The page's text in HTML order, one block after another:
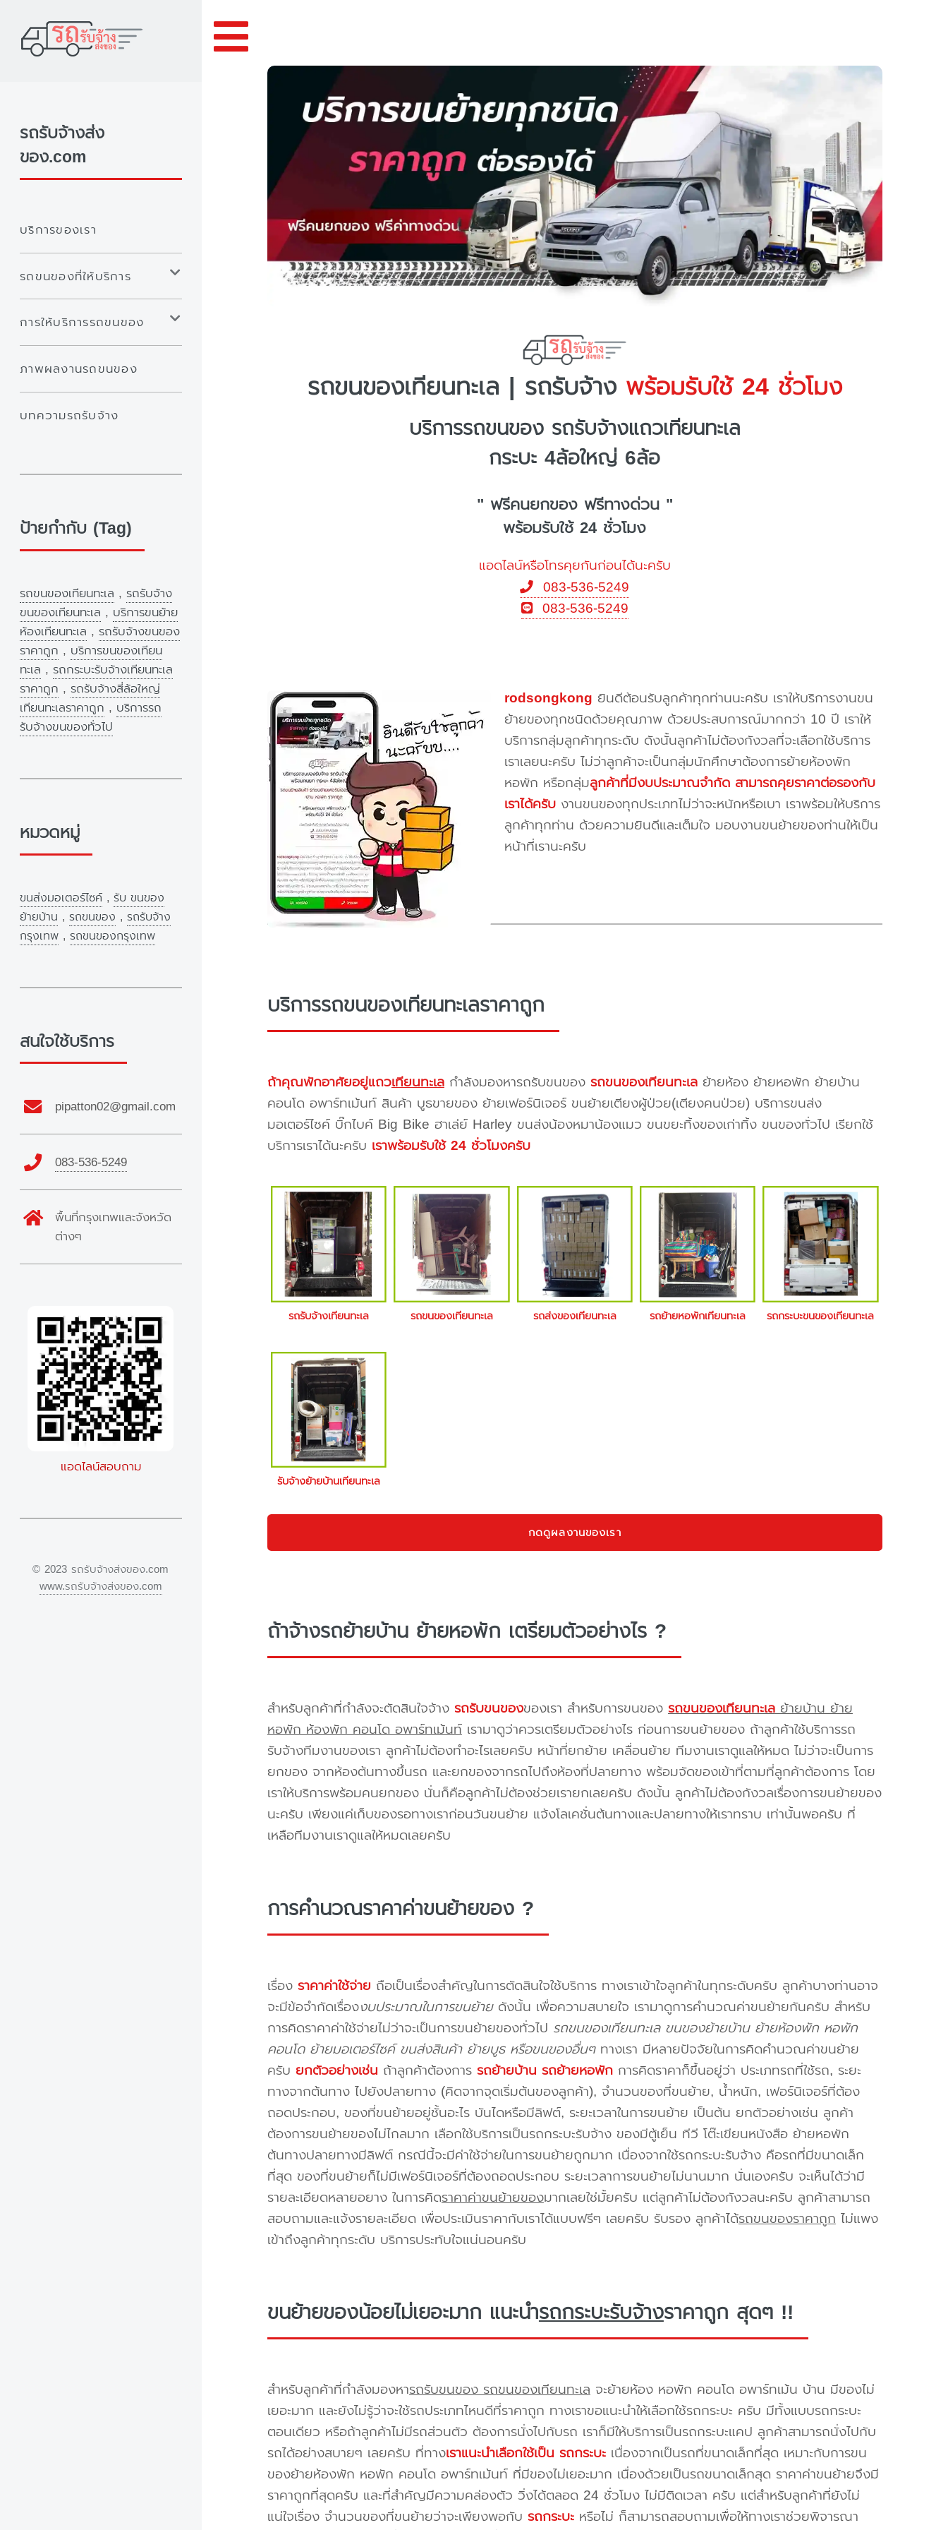
รถขนของเทียนทะเล | รถรับจ้างพร้อมรับใช้ 24 ชั่วโมง
บริการรถขนของ รถรับจ้างแถวเทียนทะเล
กระบะ 4ล้อใหญ่ 6ล้อ
" ฟรีคนยกของ ฟรีทางด่วน "
พร้อมรับใช้ 24 ชั่วโมง
แอดไลน์หรือโทรคุยกันก่อนได้นะครับ
083-536-5249
083-536-5249
rodsongkong ยินดีต้อนรับลูกค้าทุกท่านนะครับ เราให้บริการงานขน
ย้ายของทุกชนิดด้วยคุณภาพ ด้วยประสบการณ์มากกว่า 10 ปี เราให้
บริการกลุ่มลูกค้าทุกระดับ ดังนั้นลูกค้าไม่ต้องกังวลที่จะเลือกใช้บริการ
เราเลยนะครับ ไม่ว่าลูกค้าจะเป็นกลุ่มนักศึกษาต้องการย้ายห้องพัก
หอพัก หรือกลุ่มลูกค้าที่มีงบประมาณจำกัด สามารถคุยราคาต่อรองกับ
เราได้ครับงานขนของทุกประเภทไม่ว่าจะหนักหรือเบา เราพร้อมให้บริการ
ลูกค้าทุกท่าน ด้วยความยินดีและเต็มใจ มอบงานขนย้ายของท่านให้เป็น
หน้าที่เรานะครับ
บริการรถขนของเทียนทะเลราคาถูก
ถ้าคุณพักอาศัยอยู่แถวเทียนทะเลกำลังมองหารถรับขนของ รถขนของเทียนทะเลย้ายห้อง ย้ายหอพัก ย้ายบ้าน
คอนโด อพาร์ทเม้นท์ สินค้า บูธขายของ ย้ายเฟอร์นิเจอร์ ขนย้ายเตียงผู้ป่วย(เตียงคนป่วย) บริการขนส่ง
มอเตอร์ไซค์ บิ๊กไบค์ Big Bike ฮาเล่ย์ Harley ขนส่งน้องหมาน้องแมว ขนขยะทิ้งของเก่าทิ้ง ขนของทั่วไป เรียกใช้
บริการเราได้นะครับ เราพร้อมรับใช้ 24 ชั่วโมงครับ
รถรับจ้างเทียนทะเล รถขนของเทียนทะเล รถส่งของเทียนทะเล รถย้ายหอพักเทียนทะเล รถกระบะขนของเทียนทะเล
รับจ้างย้ายบ้านเทียนทะเล
กดดูผลงานของเรา
ถ้าจ้างรถย้ายบ้าน ย้ายหอพัก เตรียมตัวอย่างไร ?
สำหรับลูกค้าที่กำลังจะตัดสินใจจ้าง รถรับขนของของเรา สำหรับการขนของ รถขนของเทียนทะเลย้ายบ้าน ย้าย
หอพัก ห้องพัก คอนโด อพาร์ทเม้นท์เรามาดูว่าควรเตรียมตัวอย่างไร ก่อนการขนย้ายของ ถ้าลูกค้าใช้บริการรถ
รับจ้างทีมงานของเรา ลูกค้าไม่ต้องทำอะไรเลยครับ หน้าที่ยกย้าย เคลื่อนย้าย ทีมงานเราดูแลให้หมด ไม่ว่าจะเป็นการ
ยกของ จากห้องต้นทางขึ้นรถ และยกของจากรถไปถึงห้องที่ปลายทาง พร้อมจัดของเข้าที่ตามที่ลูกค้าต้องการ โดย
เราให้บริการพร้อมคนยกของ นั่นก็คือลูกค้าไม่ต้องช่วยเรายกเลยครับ ดังนั้น ลูกค้าไม่ต้องกังวลเรื่องการขนย้ายของ
นะครับ เพียงแค่เก็บของรอทางเราก่อนวันขนย้าย แจ้งโลเคชั่นต้นทางและปลายทางให้เราทราบ เท่านั้นพอครับ ที่
เหลือทีมงานเราดูแลให้หมดเลยครับ
การคำนวณราคาค่าขนย้ายของ ?
เรื่อง ราคาค่าใช้จ่าย ถือเป็นเรื่องสำคัญในการตัดสินใจใช้บริการ ทางเราเข้าใจลูกค้าในทุกระดับครับ ลูกค้าบางท่านอาจ
จะมีข้อจำกัดเรื่องงบประมาณในการขนย้ายดังนั้น เพื่อความสบายใจ เรามาดูการคำนวณค่าขนย้ายกันครับ สำหรับ
การคิดราคาค่าใช้จ่ายไม่ว่าจะเป็นการขนย้ายของทั่วไป รถขนของเทียนทะเล ขนของย้ายบ้าน ย้ายห้องพัก หอพัก
คอนโด ย้ายมอเตอร์ไซค์ ขนส่งสินค้า ย้ายบูธ หรือขนของอื่นๆทางเรา มีหลายปัจจัยในการคิดคำนวณค่าขนย้าย
ครับ ยกตัวอย่างเช่น ถ้าลูกค้าต้องการ รถย้ายบ้าน รถย้ายหอพักการคิดราคาก็ขึ้นอยู่ว่า ประเภทรถที่ใช้รถ, ระยะ
ทางจากต้นทาง ไปยังปลายทาง (คิดจากจุดเริ่มต้นของลูกค้า), จำนวนของที่ขนย้าย, น้ำหนัก, เฟอร์นิเจอร์ที่ต้อง
ถอดประกอบ, ของที่ขนย้ายอยู่ชั้นอะไร บันไดหรือมีลิฟต์, ระยะเวลาในการขนย้าย เป็นต้น ยกตัวอย่างเช่น ลูกค้า
ต้องการขนย้ายของไม่ไกลมาก เลือกใช้บริการเป็นรถกระบะรับจ้าง ของมีตู้เย็น ทีวี โต๊ะเขียนหนังสือ ย้ายหอพัก
ต้นทางปลายทางมีลิฟต์ กรณีนี้จะมีค่าใช้จ่ายในการขนย้ายถูกมาก เนื่องจากใช้รถกระบะรับจ้าง คือรถที่มีขนาดเล็ก
ที่สุด ของที่ขนย้ายก็ไม่มีเฟอร์นิเจอร์ที่ต้องถอดประกอบ ระยะเวลาการขนย้ายไม่นานมาก นั่นเองครับ จะเห็นได้ว่ามี
รายละเอียดหลายอยาง ในการคิดราคาค่าขนย้ายของมากเลยใช่มั้ยครับ แต่ลูกค้าไม่ต้องกังวลนะครับ ลูกค้าสามารถ
สอบถามและแจ้งรายละเอียด เพื่อประเมินราคากับเราได้แบบฟรีๆ เลยครับ รับรอง ลูกค้าได้รถขนของราคาถูกไม่แพง
เข้าถึงลูกค้าทุกระดับ บริการประทับใจแน่นอนครับ
ขนย้ายของน้อยไม่เยอะมาก แนะนำรถกระบะรับจ้างราคาถูก สุดๆ !!
สำหรับลูกค้าที่กำลังมองหารถรับขนของ รถขนของเทียนทะเลจะย้ายห้อง หอพัก คอนโด อพาร์ทเม้น บ้าน มีของไม่
เยอะมาก และยังไม่รู้ว่าจะใช้รถประเภทไหนดีที่ราคาถูก ทางเราขอแนะนำให้เลือกใช้รถกระบะ ครับ มีทั้งแบบรถกระบะ
ตอนเดียว หรือถ้าลูกค้าไม่มีรถส่วนตัว ต้องการนั่งไปกับรถ เราก็มีให้บริการเป็นรถกระบะแคป ลูกค้าสามารถนั่งไปกับ
รถได้อย่างสบายๆ เลยครับ ที่ทางเราแนะนำเลือกใช้เป็น รถกระบะเนื่องจากเป็นรถที่ขนาดเล็กที่สุด เหมาะกับการขน
ของย้ายห้องพัก หอพัก คอนโด อพาร์ทเม้นท์ ที่มีของไม่เยอะมาก เนื่องด้วยเป็นรถขนาดเล็กสุด ราคาค่าขนย้ายจึงมี
ราคาถูกที่สุดครับ และที่สำคัญมีความคล่องตัว วิ่งได้ตลอด 24 ชั่วโมง ไม่มีติดเวลา ครับ แต่สำหรับลูกค้าที่ยังไม่
แน่ใจเรื่อง จำนวนของที่ขนย้ายว่าจะเพียงพอกับ รถกระบะหรือไม่ ก็สามารถสอบถามเพื่อให้ทางเราช่วยพิจารณา
รถรับจ้างส่ง
ของ.com
บริการของเรา
รถขนของที่ให้บริการ
การให้บริการรถขนของ
ภาพผลงานรถขนของ
บทความรถรับจ้าง
ป้ายกำกับ (Tag)
รถขนของเทียนทะเล , รถรับจ้าง
ขนของเทียนทะเล , บริการขนย้าย
ห้องเทียนทะเล , รถรับจ้างขนของ
ราคาถูก , บริการขนของเทียน
ทะเล , รถกระบะรับจ้างเทียนทะเล
ราคาถูก , รถรับจ้างสี่ล้อใหญ่
เทียนทะเลราคาถูก , บริการรถ
รับจ้างขนของทั่วไป
หมวดหมู่
ขนส่งมอเตอร์ไซค์ , รับ ขนของ
ย้ายบ้าน , รถขนของ , รถรับจ้าง
กรุงเทพ , รถขนของกรุงเทพ
สนใจใช้บริการ
pipatton02@gmail.com
083-536-5249
พื้นที่กรุงเทพและจังหวัด
ต่างๆ
แอดไลน์สอบถาม
© 2023 รถรับจ้างส่งของ.com
www.รถรับจ้างส่งของ.com